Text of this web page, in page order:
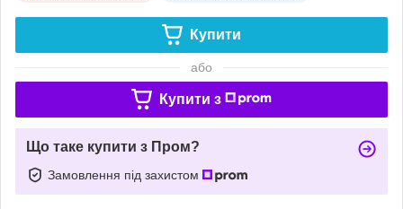
Купити
або
Купити з
Що таке купити з Пром?
Замовлення під захистом